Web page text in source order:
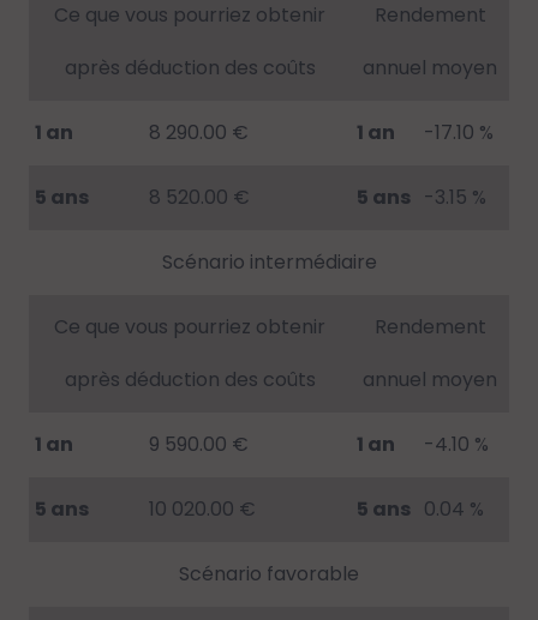
Ce que vous pourriez obtenir
après déduction des coûts
Rendement
annuel moyen
1 an 8 290.00 € 1 an -17.10 %
5 ans 8 520.00 € 5 ans -3.15 %
Scénario intermédiaire
Ce que vous pourriez obtenir
après déduction des coûts
Rendement
annuel moyen
1 an 9 590.00 € 1 an -4.10 %
5 ans 10 020.00 € 5 ans 0.04 %
Scénario favorable